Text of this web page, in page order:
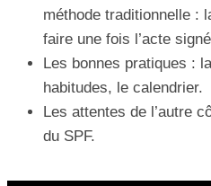
méthode traditionnelle :
faire une fois l’acte
Les bonnes pratiques :
habitudes, le calendrier.
Les attentes de l’autre
du SPF.